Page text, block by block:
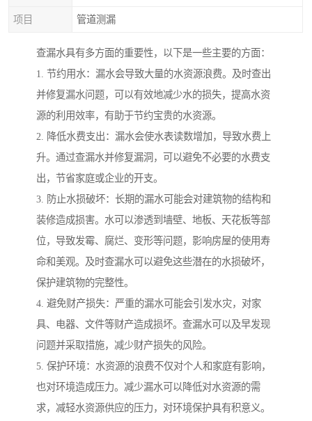
项目 管道测漏
查漏水具有多方面的重要性，以下是一些主要的方面：
1. 节约用水：漏水会导致大量的水资源浪费。及时查出
并修复漏水问题，可以有效地减少水的损失，提高水资
源的利用效率，有助于节约宝贵的水资源。
2. 降低水费支出：漏水会使水表读数增加，导致水费上
升。通过查漏水并修复漏洞，可以避免不必要的水费支
出，节省家庭或企业的开支。
3. 防止水损破坏：长期的漏水可能会对建筑物的结构和
装修造成损害。水可以渗透到墙壁、地板、天花板等部
位，导致发霉、腐烂、变形等问题，影响房屋的使用寿
命和美观。及时查漏水可以避免这些潜在的水损破坏，
保护建筑物的完整性。
4. 避免财产损失：严重的漏水可能会引发水灾，对家
具、电器、文件等财产造成损坏。查漏水可以及早发现
问题并采取措施，减少财产损失的风险。
5. 保护环境：水资源的浪费不仅对个人和家庭有影响，
也对环境造成压力。减少漏水可以降低对水资源的需
求，减轻水资源供应的压力，对环境保护具有积意义。